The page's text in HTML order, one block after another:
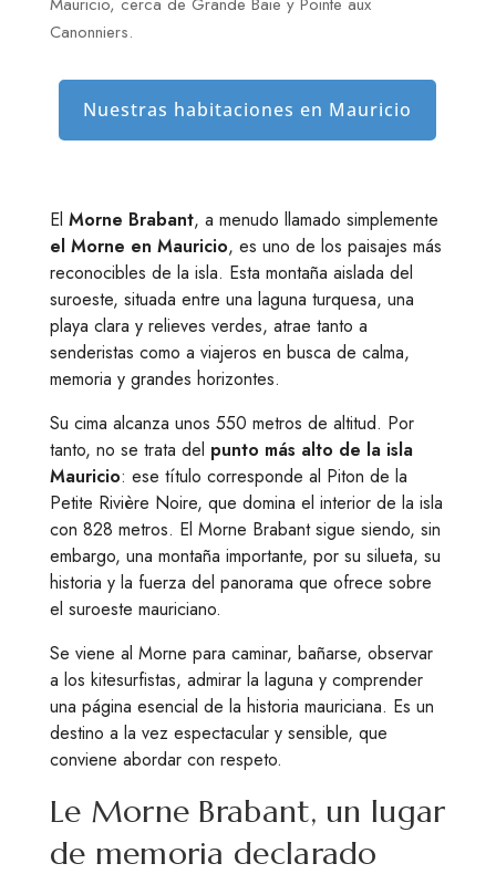
Canonniers.
Nuestras habitaciones en Mauricio
El Morne Brabant, a menudo llamado simplemente
el Morne en Mauricio, es uno de los paisajes más
reconocibles de la isla. Esta montaña aislada del
suroeste, situada entre una laguna turquesa, una
playa clara y relieves verdes, atrae tanto a
senderistas como a viajeros en busca de calma,
memoria y grandes horizontes.
Su cima alcanza unos 550 metros de altitud. Por
tanto, no se trata del punto más alto de la isla
Mauricio: ese título corresponde al Piton de la
Petite Rivière Noire, que domina el interior de la isla
con 828 metros. El Morne Brabant sigue siendo, sin
embargo, una montaña importante, por su silueta, su
historia y la fuerza del panorama que ofrece sobre
el suroeste mauriciano.
Se viene al Morne para caminar, bañarse, observar
a los kitesurfistas, admirar la laguna y comprender
una página esencial de la historia mauriciana. Es un
destino a la vez espectacular y sensible, que
conviene abordar con respeto.
Le Morne Brabant, un lugar
de memoria declarado